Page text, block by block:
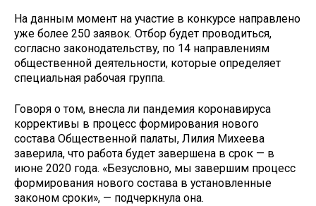
На данным момент на участие в конкурсе направлено
уже более 250 заявок. Отбор будет проводиться,
согласно законодательству, по 14 направлениям
общественной деятельности, которые определяет
специальная рабочая группа.
Говоря о том, внесла ли пандемия коронавируса
коррективы в процесс формирования нового
состава Общественной палаты, Лилия Михеева
заверила, что работа будет завершена в срок — в
июне 2020 года. «Безусловно, мы завершим процесс
формирования нового состава в установленные
законом сроки», — подчеркнула она.